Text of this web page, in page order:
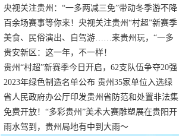
错过
央视关注贵州：“一多两减三免”带动冬季游不降
温
百余场赛事等你来！央视关注贵州“村超”新赛季
正式“打响”
美食、民俗演出、自驾游……来贵州玩，“一多
两减三免”！
贵安新区：这一年，不一样！
贵州“村超”新赛季今日开启，62支队伍争夺20强
名额
2023年绿色制造名单公布 贵州35家单位入选绿
色工厂
省人民政府办公厅印发贵州省防范和处置非法集
资工作实施细则
免费开放！“多彩贵州”美术大赛雕塑展在贵阳开
展，持续至1月19日
雨水驾到，贵州局地有中到大雨～